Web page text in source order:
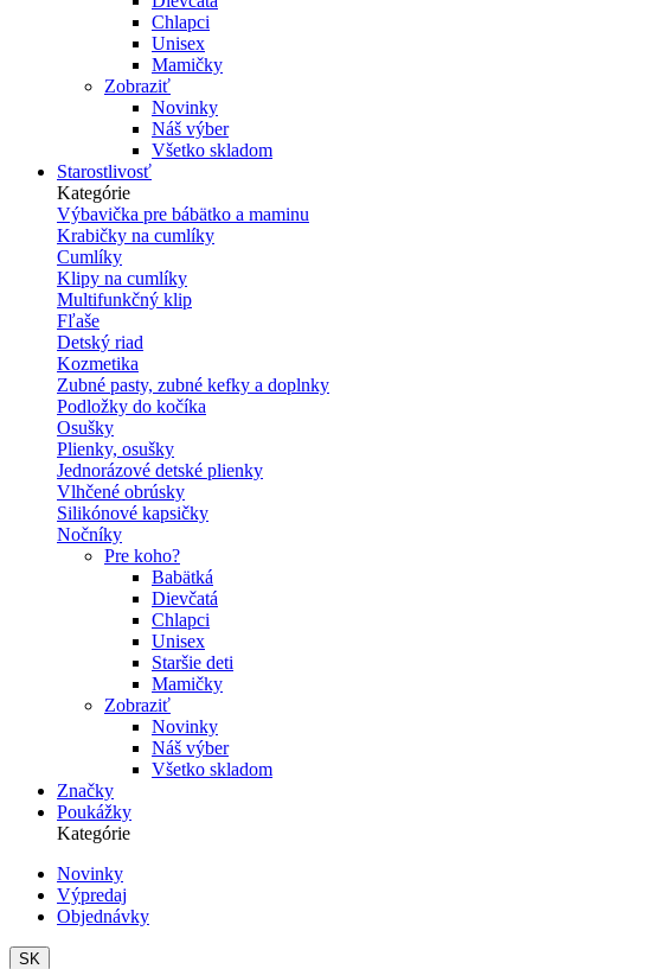
Chlapci
Unisex
Mamičky
Zobraziť
Novinky
Náš výber
Všetko skladom
Starostlivosť
Kategórie
Výbavička pre bábätko a maminu
Krabičky na cumlíky
Cumlíky
Klipy na cumlíky
Multifunkčný klip
Fľaše
Detský riad
Kozmetika
Zubné pasty, zubné kefky a doplnky
Podložky do kočíka
Osušky
Plienky, osušky
Jednorázové detské plienky
Vlhčené obrúsky
Silikónové kapsičky
Nočníky
Pre koho?
Babätká
Dievčatá
Chlapci
Unisex
Staršie deti
Mamičky
Zobraziť
Novinky
Náš výber
Všetko skladom
Značky
Poukážky
Kategórie
Secondary
navigation
Novinky
Výpredaj
Objednávky
SK